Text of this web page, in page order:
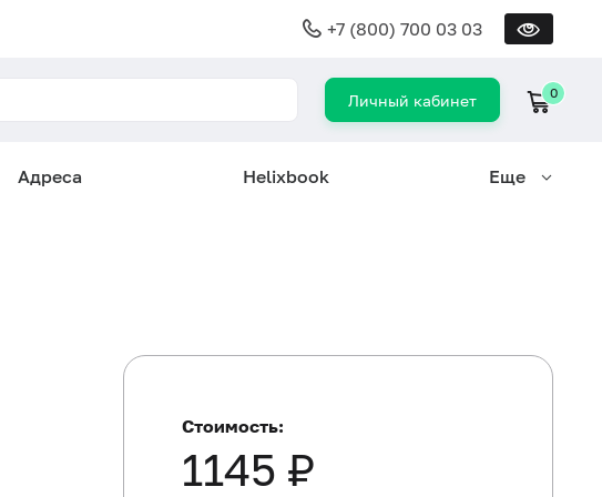
+7 (800) 700 03 03
Личный кабинет 0
Адреса Helixbook Еще
Стоимость:
1145 ₽